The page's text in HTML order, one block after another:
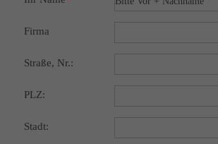
Firma
Straße, Nr.:
PLZ:
Stadt: